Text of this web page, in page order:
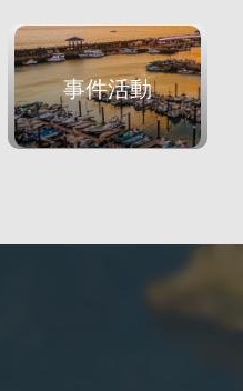
事件活動